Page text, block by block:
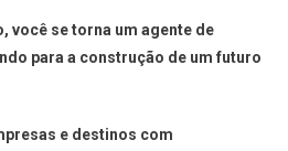
você se torna um agente de
para a construção de um futuro
e destinos com